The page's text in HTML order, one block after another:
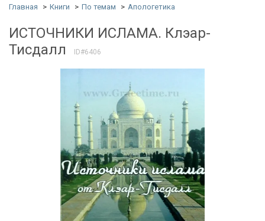
Главная Книги По темам Апологетика
ИСТОЧНИКИ ИСЛАМА. Клэар-
Тисдалл
ID#6406